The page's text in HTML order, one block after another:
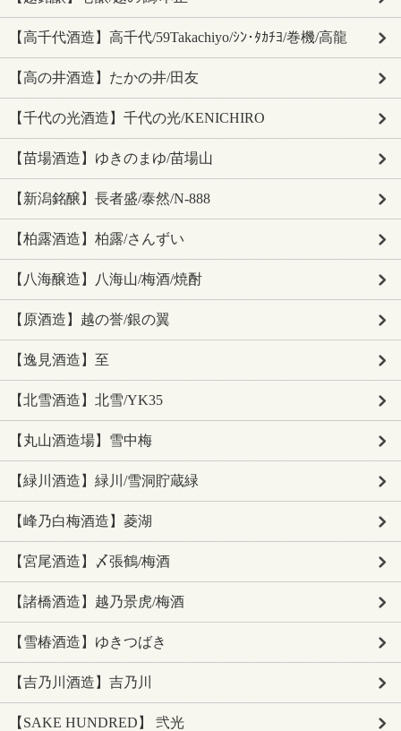
【高千代酒造】高千代/59Takachiyo/ｼﾝ･ﾀｶﾁﾖ/巻機/高龍
【高の井酒造】たかの井/田友
【千代の光酒造】千代の光/KENICHIRO
【苗場酒造】ゆきのまゆ/苗場山
【新潟銘醸】長者盛/泰然/N-888
【柏露酒造】柏露/さんずい
【八海醸造】八海山/梅酒/焼酎
【原酒造】越の誉/銀の翼
【逸見酒造】至
【北雪酒造】北雪/YK35
【丸山酒造場】雪中梅
【緑川酒造】緑川/雪洞貯蔵緑
【峰乃白梅酒造】菱湖
【宮尾酒造】〆張鶴/梅酒
【諸橋酒造】越乃景虎/梅酒
【雪椿酒造】ゆきつばき
【吉乃川酒造】吉乃川
【SAKE HUNDRED】 弐光